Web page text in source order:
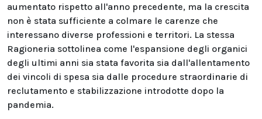
aumentato rispetto all'anno precedente, ma la crescita
non è stata sufficiente a colmare le carenze che
interessano diverse professioni e territori. La stessa
Ragioneria sottolinea come l'espansione degli organici
degli ultimi anni sia stata favorita sia dall'allentamento
dei vincoli di spesa sia dalle procedure straordinarie di
reclutamento e stabilizzazione introdotte dopo la
pandemia.